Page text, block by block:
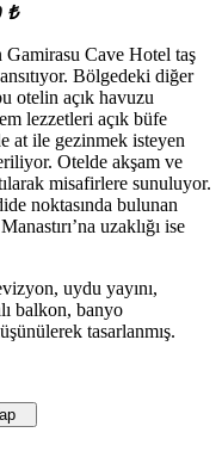
₺
Gamirasu Cave Hotel taş
Bölgedeki diğer
otelin açık havuzu
lezzetleri açık büfe
at ile gezinmek isteyen
Otelde akşam ve
misafirlere sunuluyor.
noktasında bulunan
uzaklığı ise
uydu yayını,
balkon, banyo
tasarlanmış.